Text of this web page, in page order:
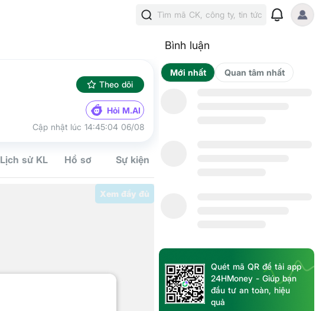
Tìm mã CK, công ty, tin tức
Theo dõi
Hỏi M.AI
Cập nhật lúc 14:45:04 06/08
Lịch sử KL Hồ sơ Sự kiện
Xem đầy đủ
Bình luận
Mới nhất
Quét mã QR để tải app
24HMoney - Giúp bạn
đầu tư an toàn, hiệu
quả